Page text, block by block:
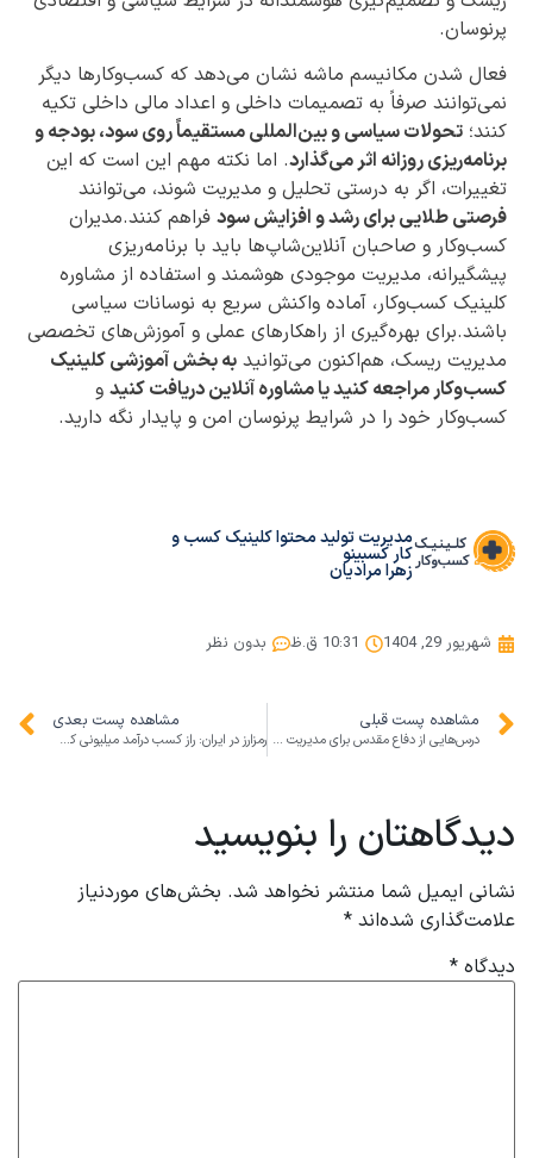
پرنوسان.
فعال شدن مکانیسم ماشه نشان می‌دهد که کسب‌وکارها دیگر
نمی‌توانند صرفاً به تصمیمات داخلی و اعداد مالی داخلی تکیه
کنند؛ تحولات سیاسی و بین‌المللی مستقیماً روی سود، بودجه و
برنامه‌ریزی روزانه اثر می‌گذارد. اما نکته مهم این است که این
تغییرات، اگر به درستی تحلیل و مدیریت شوند، می‌توانند
فرصتی طلایی برای رشد و افزایش سود فراهم کنند.مدیران
کسب‌وکار و صاحبان آنلاین‌شاپ‌ها باید با برنامه‌ریزی
پیشگیرانه، مدیریت موجودی هوشمند و استفاده از مشاوره
کلینیک کسب‌وکار، آماده واکنش سریع به نوسانات سیاسی
باشند.برای بهره‌گیری از راهکارهای عملی و آموزش‌های تخصصی
مدیریت ریسک، هم‌اکنون می‌توانید به بخش آموزشی کلینیک
کسب‌وکار مراجعه کنید یا مشاوره آنلاین دریافت کنید و
کسب‌وکار خود را در شرایط پرنوسان امن و پایدار نگه دارید.
مدیریت تولید محتوا کلینیک کسب و
کار کسبینو
زهرا مرادیان
شهریور 29, 1404 10:31 ق.ظ بدون نظر
مشاهده پست قبلی
درس‌هایی از دفاع مقدس برای مدیریت و تاب‌آوری کسب‌وکارهای امروز
مشاهده پست بعدی
رمزارز در ایران: راز کسب درآمد میلیونی کسب‌وکارها در دنیای دیجیتال
دیدگاهتان را بنویسید
نشانی ایمیل شما منتشر نخواهد شد. بخش‌های موردنیاز
علامت‌گذاری شده‌اند *
دیدگاه *